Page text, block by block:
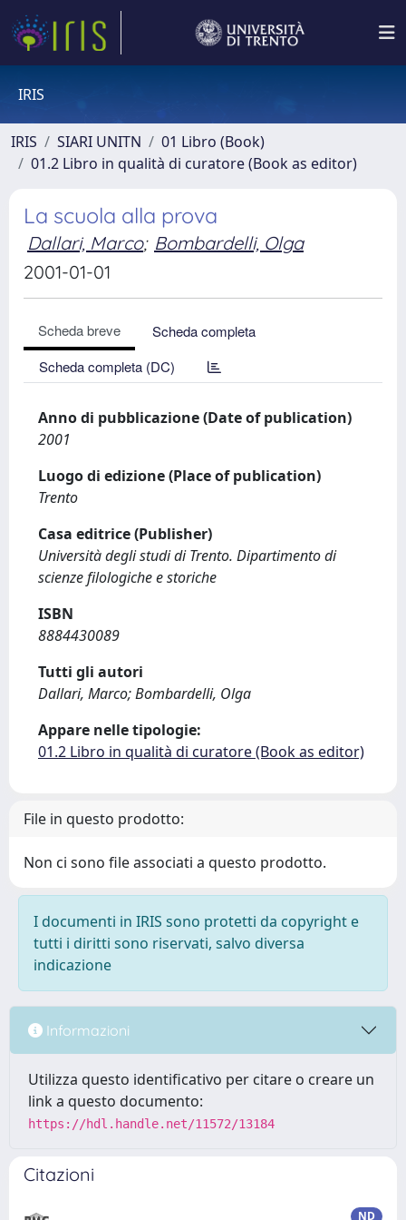
IRIS
IRIS SIARI UNITN
01 Libro (Book)
01.2 Libro in qualità di curatore (Book as editor)
La scuola alla prova
Dallari, Marco; Bombardelli, Olga
2001-01-01
Scheda breve
Scheda completa
Scheda completa (DC)
Anno di pubblicazione (Date of publication)
2001
Luogo di edizione (Place of publication)
Trento
Casa editrice (Publisher)
Università degli studi di Trento. Dipartimento di
scienze filologiche e storiche
ISBN
8884430089
Tutti gli autori
Dallari, Marco; Bombardelli, Olga
Appare nelle tipologie:
01.2 Libro in qualità di curatore (Book as editor)
File in questo prodotto:
Non ci sono file associati a questo prodotto.
I documenti in IRIS sono protetti da copyright e
tutti i diritti sono riservati, salvo diversa
indicazione
Informazioni
Utilizza questo identificativo per citare o creare un
link a questo documento:
https://hdl.handle.net/11572/13184
Citazioni
ND